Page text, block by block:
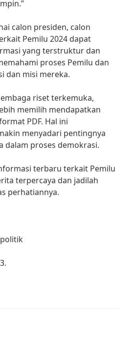
calon presiden, calon
Pemilu 2024 dapat
yang terstruktur dan
proses Pemilu dan
dan misi mereka.
riset terkemuka,
memilih mendapatkan
PDF. Hal ini
menyadari pentingnya
dalam proses demokrasi.
terbaru terkait Pemilu
terpercaya dan jadilah
perhatiannya.